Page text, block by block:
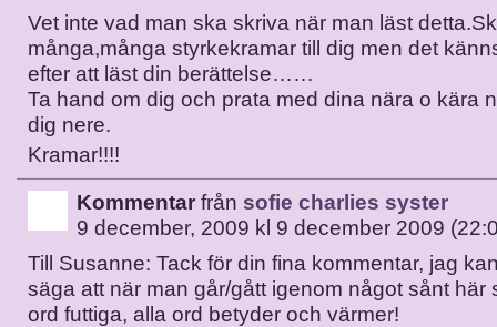
Vet inte vad man ska skriva när man läst
många,många styrkekramar till dig men det
efter att läst din berättelse……
Ta hand om dig och prata med dina nära o kära
dig nere.
Kramar!!!!
Kommentar från sofie charlies syster
9 december, 2009 kl 9 december 2009
Till Susanne: Tack för din fina kommentar, jag
säga att när man går/gått igenom något sånt här
ord futtiga, alla ord betyder och värmer!